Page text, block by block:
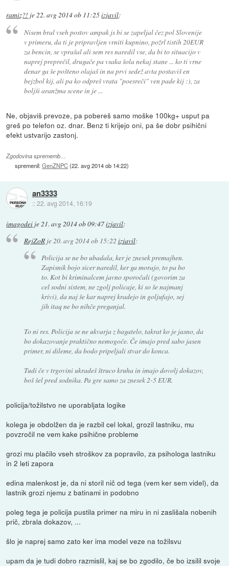
ramiz?! je22. avg 2014 ob 11:25izjavil:
Nisem bral vseh postov ampak js bi se zapeljal čez pol Slovenije
v primeru, da ti je pripravljen vrniti kupnino, požrl tistih 20EUR
za bencin, se vprašal ali sem res naredil vse, da bi to situacijo v
naprej preprečil, drugače pa vsaka šola nekaj stane ... ko ti vrne
denar ga še pošteno olajaš in na prvi sedež avta postaviš en
bejzbol kij, ali pa ko odpreš vrata "poesreči" ven pade kij :), za
boljši aranžma scene in je ...
Ne, objaviš prevoze, pa pobereš samo moške 100kg+ usput pa
greš po telefon oz. dnar. Benz ti krijejo oni, pa še dobr psihični
efekt ustvarijo zastonj.
Zgodovina sprememb…
spremenil:GenZNPC(22. avg 2014 ob 14:22)
an3333
::22. avg 2014, 16:19
imagodei je21. avg 2014 ob 09:47izjavil:
RejZoRje20. avg 2014 ob 15:22 izjavil:
Policija se ne bo ubadala, ker je znesek premajhen.
Zapisnik bojo sicer naredil, ker ga morajo, to pa bo
to. Kot bi kriminalcem javno sporočali (govorim za
cel sodni sistem, ne zgolj policaje, ki so še najmanj
krivi), da naj še kar naprej kradejo in goljufajo, sej
jih itaq ne bo nihče preganjal.
To ni res. Policija se ne ukvarja z bagatelo, takrat ko je jasno, da
bo dokazovanje praktično nemogoče. Če imajo pred sabo jasen
primer, ni dileme, da bodo pripeljali stvar do konca.
Tudi če v trgovini ukradeš štruco kruha in imajo dovolj dokazov,
boš šel pred sodnika. Pa gre samo za znesek 2-5 EUR.
policija/tožilstvo ne uporabljata logike
kolega je obdolžen da je razbil cel lokal, grozil lastniku, mu
povzročil ne vem kake psihične probleme
grozi mu plačilo vseh stroškov za popravilo, za psihologa lastniku
in 2 leti zapora
edina malenkost je, da ni storil nič od tega (vem ker sem videl), da
lastnik grozi njemu z batinami in podobno
poleg tega je policija pustila primer na miru in ni zaslišala nobenih
prič, zbrala dokazov, ...
šlo je naprej samo zato ker ima model veze na tožilsvu
upam da je tudi dobro razmislil, kaj se bo zgodilo, če bo izsilil svoje